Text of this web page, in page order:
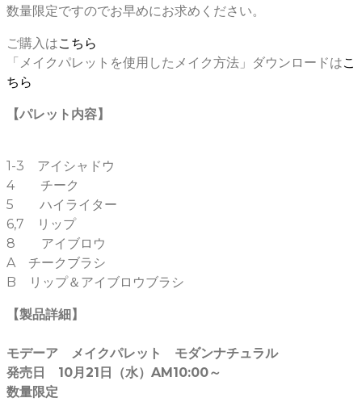
数量限定ですのでお早めにお求めください。
ご購入はこちら
「メイクパレットを使用したメイク方法」ダウンロードはこ
ちら
【パレット内容】
1-3 アイシャドウ
4 チーク
5 ハイライター
6,7 リップ
8 アイブロウ
A チークブラシ
B リップ＆アイブロウブラシ
【製品詳細】
モデーア メイクパレット モダンナチュラル
発売日 10月21日（水）AM10:00～
数量限定